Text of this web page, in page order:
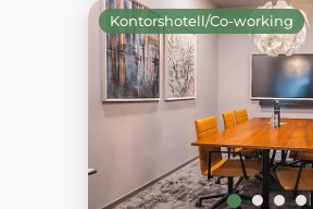
Kontorshotell/Co-working